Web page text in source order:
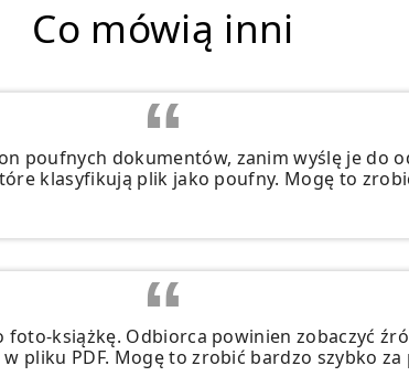
Co mówią inni
poufnych dokumentów, zanim wyślę je do
klasyfikują plik jako poufny. Mogę to
foto-książkę. Odbiorca powinien zobaczyć
pliku PDF. Mogę to zrobić bardzo szybko